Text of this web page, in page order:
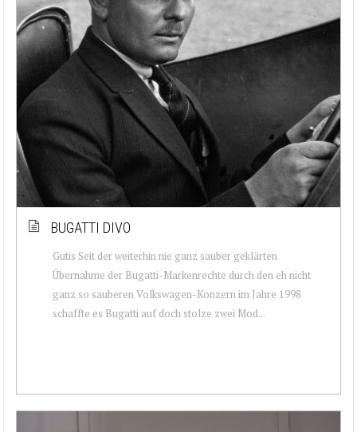
BUGATTI DIVO
Gutis Seit der weiterhin nie ganz sauber geklärten
Übernahme der Bugatti-Markenrechte durch den eh nicht
ganz so sauberen Volkswagen-Konzern im Jahre 1998
schaffte es Bugatti auf doch stolze zwei Mod...